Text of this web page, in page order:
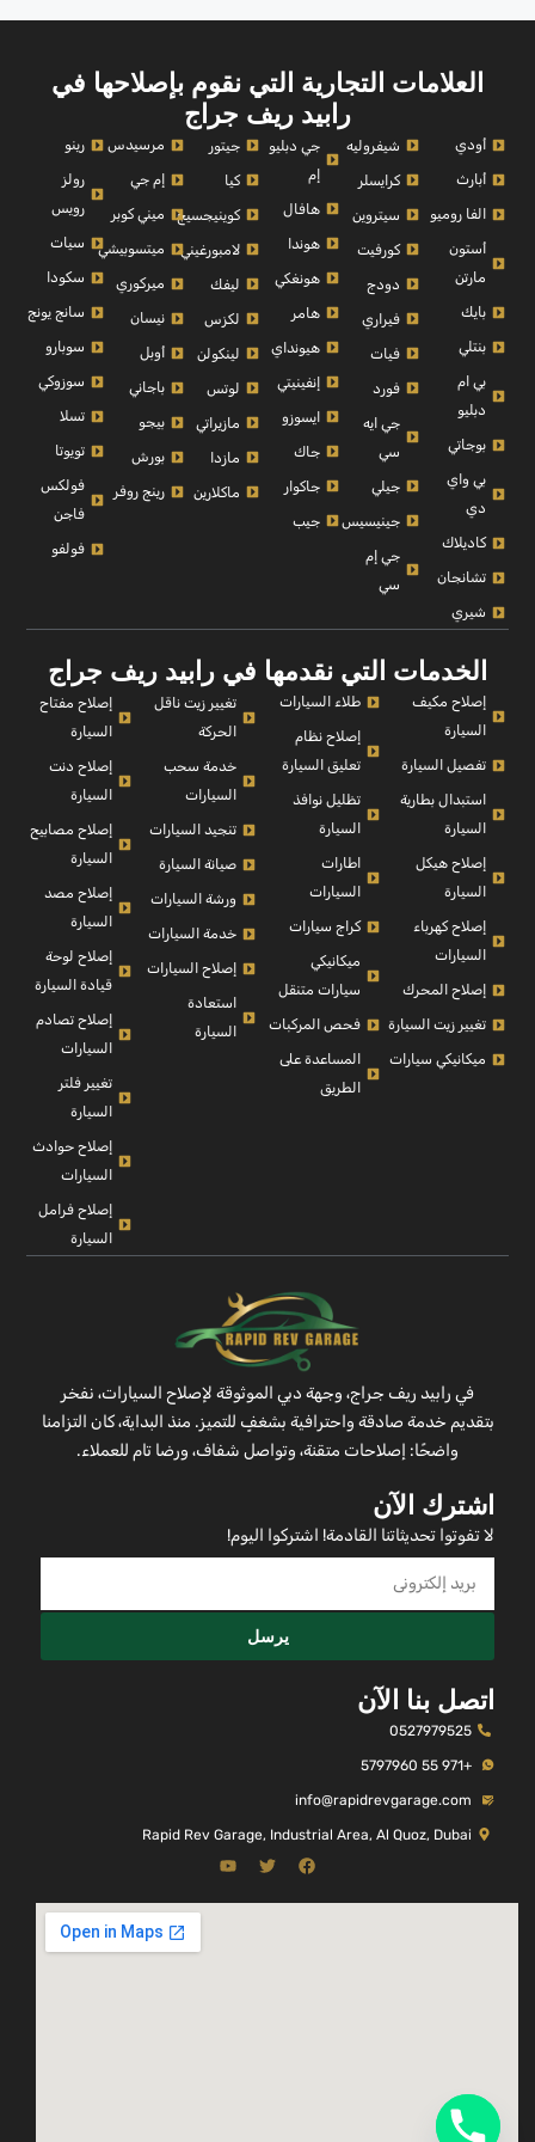
العلامات التجارية التي نقوم بإصلاحها في
رابيد ريف جراج
أودي
أبارث
الفا روميو
أستون
مارتن
بايك
بنتلي
بي ام
دبليو
بوجاتي
بي واي
دي
كاديلاك
تشانجان
شيري
شيفروليه
كرايسلر
سيتروين
كورفيت
دودج
فيراري
فيات
فورد
جي ايه
سي
جيلي
جينيسيس
جي إم
سي
جي دبليو
إم
هافال
هوندا
هونغكي
هامر
هيونداي
إنفينيتي
ايسوزو
جاك
جاكوار
جيب
جيتور
كيا
كوينيجسيج
لامبورغيني
ليفك
لكزس
لينكولن
لوتس
مازيراتي
مازدا
ماكلارين
مرسيدس
إم جي
ميني كوبر
ميتسوبيشي
ميركوري
نيسان
أوبل
باجاني
بيجو
بورش
رينج روفر
رينو
رولز
رويس
سيات
سكودا
سانج يونج
سوبارو
سوزوكي
تسلا
تويوتا
فولكس
فاجن
فولفو
الخدمات التي نقدمها في رابيد ريف جراج
إصلاح مكيف
السيارة
تفصيل السيارة
استبدال بطارية
السيارة
إصلاح هيكل
السيارة
إصلاح كهرباء
السيارات
إصلاح المحرك
تغيير زيت السيارة
ميكانيكي سيارات
طلاء السيارات
إصلاح نظام
تعليق السيارة
تظليل نوافذ
السيارة
اطارات
السيارات
كراج سيارات
ميكانيكي
سيارات متنقل
فحص المركبات
المساعدة على
الطريق
تغيير زيت ناقل
الحركة
خدمة سحب
السيارات
تنجيد السيارات
صيانة السيارة
ورشة السيارات
خدمة السيارات
إصلاح السيارات
استعادة
السيارة
إصلاح مفتاح
السيارة
إصلاح دنت
السيارة
إصلاح مصابيح
السيارة
إصلاح مصد
السيارة
إصلاح لوحة
قيادة السيارة
إصلاح تصادم
السيارات
تغيير فلتر
السيارة
إصلاح حوادث
السيارات
إصلاح فرامل
السيارة
في رابيد ريف جراج، وجهة دبي الموثوقة لإصلاح السيارات، نفخر
بتقديم خدمة صادقة واحترافية بشغفٍ للتميز. منذ البداية، كان التزامنا
واضحًا: إصلاحات متقنة، وتواصل شفاف، ورضا تام للعملاء.
اشترك الآن
لا تفوتوا تحديثاتنا القادمة! اشتركوا اليوم!
يرسل
اتصل بنا الآن
0527979525
+971 55 5797960
info@rapidrevgarage.com
Rapid Rev Garage, Industrial Area, Al Quoz, Dubai